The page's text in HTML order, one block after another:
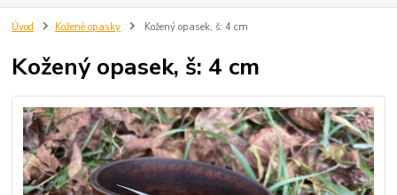
Úvod Kožené opasky Kožený opasek, š: 4 cm
Kožený opasek, š: 4 cm